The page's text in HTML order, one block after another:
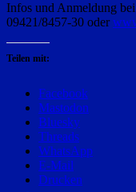
Infos und Anmeldung
09421/8457-30 oder
Teilen mit:
Facebook
Mastodon
Bluesky
Threads
WhatsApp
E-Mail
Drucken